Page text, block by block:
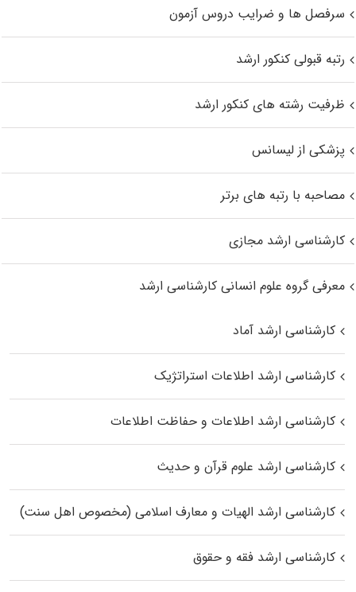
سرفصل ها و ضرایب دروس آزمون
رتبه قبولی کنکور ارشد
ظرفیت رشته های کنکور ارشد
پزشکی از لیسانس
مصاحبه با رتبه های برتر
کارشناسی ارشد مجازی
معرفی گروه علوم انسانی کارشناسی ارشد
کارشناسی ارشد آماد
کارشناسی ارشد اطلاعات استراتژیک
کارشناسی ارشد اطلاعات و حفاظت اطلاعات
کارشناسی ارشد علوم قرآن و حدیث
کارشناسی ارشد الهیات و معارف اسلامی (مخصوص اهل سنت)
کارشناسی ارشد فقه و حقوق